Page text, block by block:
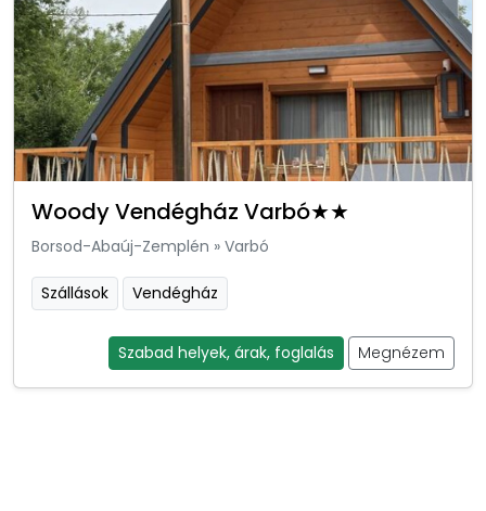
Woody Vendégház Varbó★★
Borsod-Abaúj-Zemplén » Varbó
Szállások Vendégház
Szabad helyek, árak, foglalás Megnézem